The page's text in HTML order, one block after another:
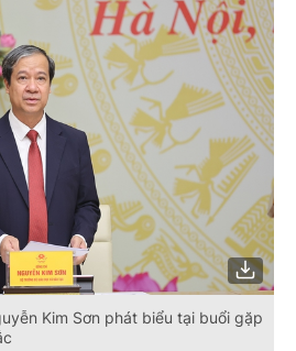
Kim Sơn phát biểu tại buổi gặp